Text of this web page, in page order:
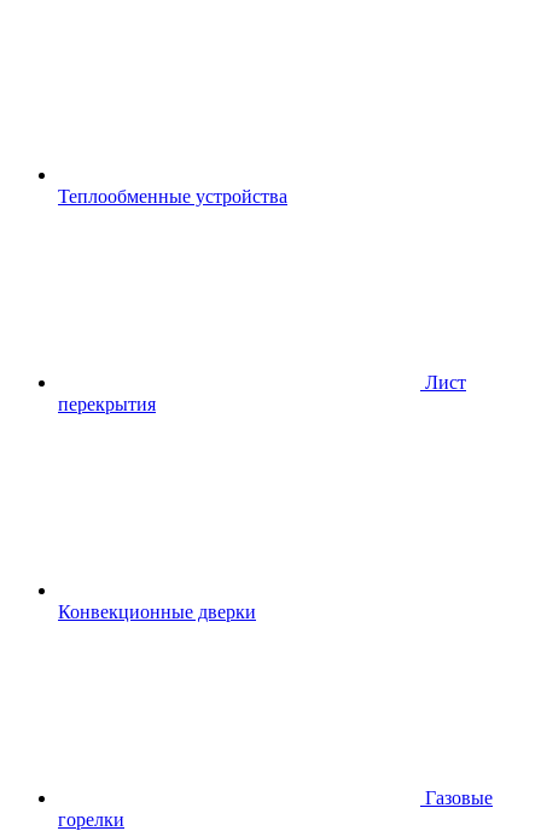
Теплообменные устройства
Лист
перекрытия
Конвекционные дверки
Газовые
горелки